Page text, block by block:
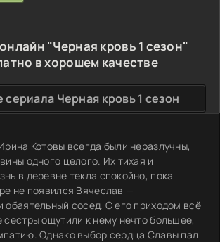
"Черная кровь 1 сезон"
в хорошем качестве
Черная кровь 1 сезон
Котовы всегда были неразлучны,
одного целого. Их тихая и
в деревне текла спокойно, пока
не появился Вячеслав —
обаятельный сосед. С его приходом всё
ощутили к нему нечто большее,
Однако выбор сердца Славы пал